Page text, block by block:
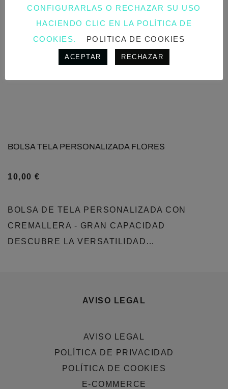
BOLSA TELA PERSONALIZADA FLORES
10,00 €
BOLSA DE TELA PERSONALIZADA CON
CREMALLERA - GRAN CAPACIDAD
DESCUBRE LA VERSATILIDAD…
AVISO LEGAL
AVISO LEGAL
POLÍTICA DE PRIVACIDAD
POLÍTICA DE COOKIES
E-COMMERCE
CONFIGURARLAS O RECHAZAR SU USO
HACIENDO CLIC EN LA POLÍTICA DE
COOKIES.
POLITICA DE COOKIES
ACEPTAR RECHAZAR